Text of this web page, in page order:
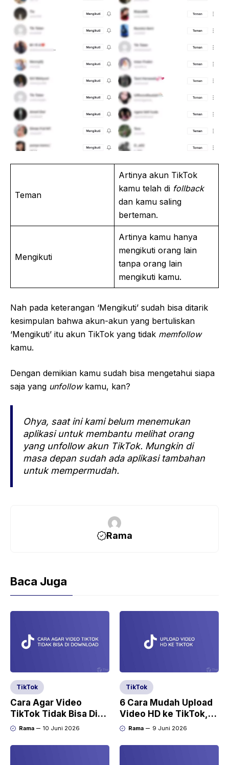
Teman
Artinya akun TikTok
kamu telah di follback
dan kamu saling
berteman.
Mengikuti
Artinya kamu hanya
mengikuti orang lain
tanpa orang lain
mengikuti kamu.
Nah pada keterangan ‘Mengikuti’ sudah bisa ditarik
kesimpulan bahwa akun-akun yang bertuliskan
‘Mengikuti’ itu akun TikTok yang tidak memfollow
kamu.
Dengan demikian kamu sudah bisa mengetahui siapa
saja yang unfollow kamu, kan?
Ohya, saat ini kami belum menemukan
aplikasi untuk membantu melihat orang
yang unfollowakun TikTok. Mungkin di
masa depan sudah ada aplikasi tambahan
untuk mempermudah.
Rama
Baca Juga
TikTok
Cara Agar Video
TikTok Tidak Bisa Di
Download
Rama 10 Juni 2026
TikTok
6 Cara Mudah Upload
Video HD ke TikTok,
Tidak Buram Lagi
Rama 9 Juni 2026